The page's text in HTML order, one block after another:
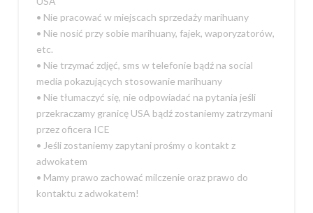
• Nie pracować w miejscach sprzedaży marihuany
• Nie nosić przy sobie marihuany, fajek, waporyzatorów,
etc.
• Nie trzymać zdjęć, sms w telefonie bądź na social
media pokazujących stosowanie marihuany
• Nie tłumaczyć się, nie odpowiadać na pytania jeśli
przekraczamy granicę USA bądź zostaniemy zatrzymani
przez oficera ICE
• Jeśli zostaniemy zapytani prośmy o kontakt z
adwokatem
• Mamy prawo zachować milczenie oraz prawo do
kontaktu z adwokatem!